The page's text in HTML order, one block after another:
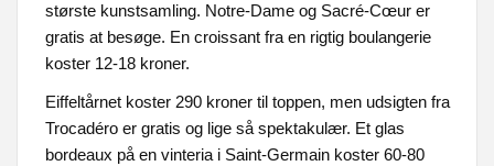
største kunstsamling. Notre-Dame og Sacré-Cœur er
gratis at besøge. En croissant fra en rigtig boulangerie
koster 12-18 kroner.
Eiffeltårnet koster 290 kroner til toppen, men udsigten fra
Trocadéro er gratis og lige så spektakulær. Et glas
bordeaux på en vinteria i Saint-Germain koster 60-80